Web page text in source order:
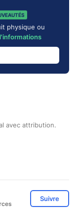
physique ou
avec attribution.
Suivre